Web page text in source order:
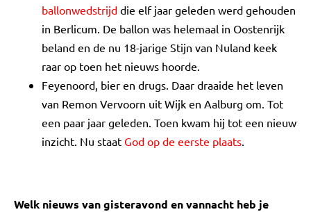
ballonwedstrijd die elf jaar geleden werd gehouden
in Berlicum. De ballon was helemaal in Oostenrijk
beland en de nu 18-jarige Stijn van Nuland keek
raar op toen het nieuws hoorde.
Feyenoord, bier en drugs. Daar draaide het leven
van Remon Vervoorn uit Wijk en Aalburg om. Tot
een paar jaar geleden. Toen kwam hij tot een nieuw
inzicht. Nu staat God op de eerste plaats.
Welk nieuws van gisteravond en vannacht heb je